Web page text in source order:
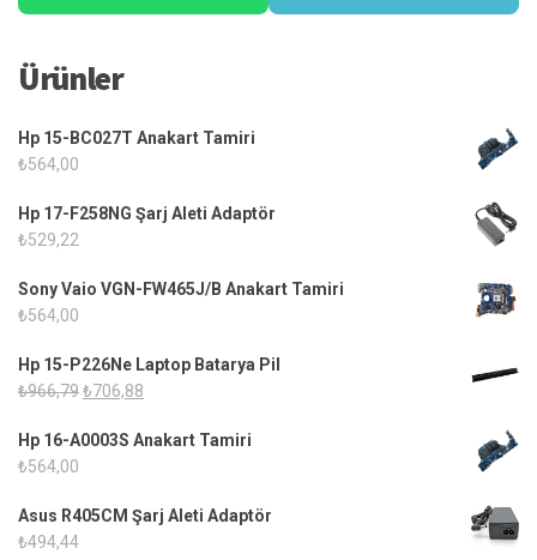
Ürünler
Hp 15-BC027T Anakart Tamiri
₺564,00
Hp 17-F258NG Şarj Aleti Adaptör
₺529,22
Sony Vaio VGN-FW465J/B Anakart Tamiri
₺564,00
Hp 15-P226Ne Laptop Batarya Pil
₺966,79Orijinal
₺966,79.
₺706,88
fiyat:
Hp 16-A0003S Anakart Tamiri
₺564,00
Asus R405CM Şarj Aleti Adaptör
₺494,44